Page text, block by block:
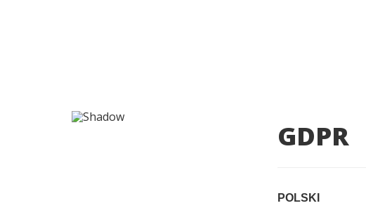
GDPR
POLSKI